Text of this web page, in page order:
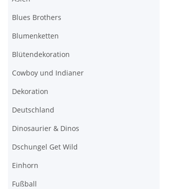
Blues Brothers
Blumenketten
Blütendekoration
Cowboy und Indianer
Dekoration
Deutschland
Dinosaurier & Dinos
Dschungel Get Wild
Einhorn
Fußball